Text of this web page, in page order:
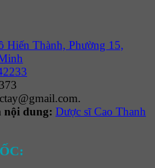
Hiến Thành, Phường 15,
nội dung: Dược sĩ Cao Thanh